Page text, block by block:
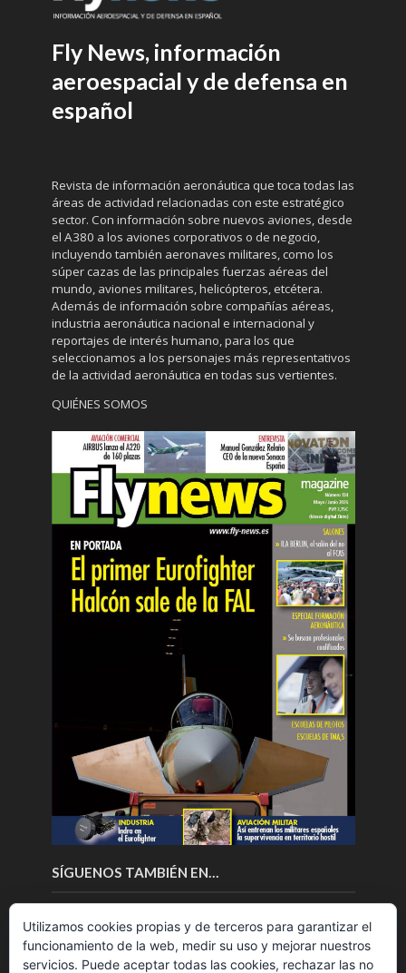
Fly News, información
aeroespacial y de defensa en
español
Revista de información aeronáutica que toca todas las
áreas de actividad relacionadas con este estratégico
sector. Con información sobre nuevos aviones, desde
el A380 a los aviones corporativos o de negocio,
incluyendo también aeronaves militares, como los
súper cazas de las principales fuerzas aéreas del
mundo, aviones militares, helicópteros, etcétera.
Además de información sobre compañías aéreas,
industria aeronáutica nacional e internacional y
reportajes de interés humano, para los que
seleccionamos a los personajes más representativos
de la actividad aeronáutica en todas sus vertientes.
QUIÉNES SOMOS
SÍGUENOS TAMBIÉN EN…
Utilizamos cookies propias y de terceros para garantizar el
funcionamiento de la web, medir su uso y mejorar nuestros
servicios. Puede aceptar todas las cookies, rechazar las no